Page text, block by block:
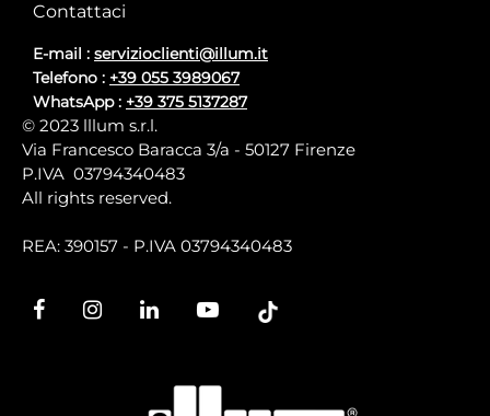
Contattaci
E-mail : servizioclienti@illum.it
Telefono : +39 055 3989067
WhatsApp : +39 375 5137287
© 2023 lllum s.r.l.
Via Francesco Baracca 3/a - 50127 Firenze
P.IVA 03794340483
All rights reserved.
REA: 390157 - P.IVA 03794340483